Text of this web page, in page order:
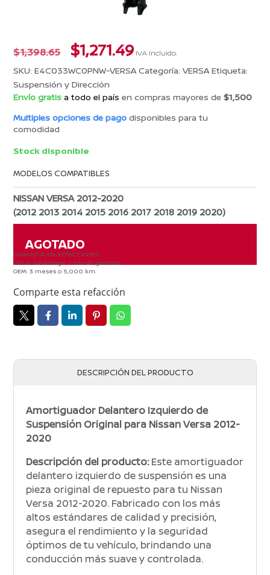
$1,398.65 El
precio
original
era:
$1,398.65.
$1,271.49El
precio
actual
es:
$1,271.49.
IVA incluido.
SKU:E4C033WC0PNW-VERSA Categoría:VERSA Etiqueta:
Suspensión y Dirección
Envío gratis a todo el paísen compras mayores de$1,500
Multiples opciones de pagodisponibles para tu
comodidad
Stock disponible
MODELOS COMPATIBLES
NISSAN VERSA 2012-2020
(2012 2013 2014 2015 2016 2017 2018 2019 2020)
AGOTADO
GARANTÍA EN REFACCIONES
Value Advantage: 1 año de garantía
OEM: 3 meses o 5,000 km.
Comparte esta refacción
DESCRIPCIÓN DEL PRODUCTO
Amortiguador Delantero Izquierdo de
Suspensión Original para Nissan Versa 2012-
2020
Descripción del producto:Este amortiguador
delantero izquierdo de suspensión es una
pieza original de repuesto para tu Nissan
Versa 2012-2020. Fabricado con los más
altos estándares de calidad y precisión,
asegura el rendimiento y la seguridad
óptimos de tu vehículo, brindando una
conducción más suave y controlada.